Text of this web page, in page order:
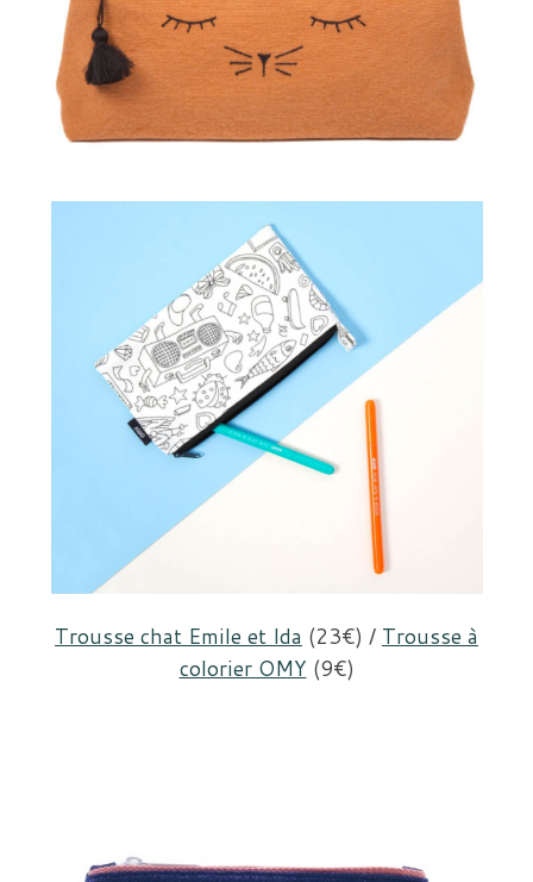
Trousse chat Emile et Ida (23€) / Trousse à
colorier OMY (9€)